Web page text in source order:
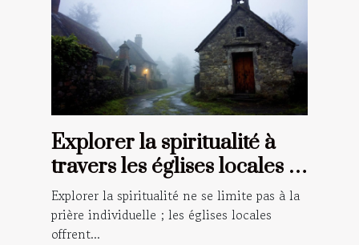
Explorer la spiritualité à
travers les églises locales :
un guide pour les croyants
Explorer la spiritualité ne se limite pas à la
prière individuelle ; les églises locales
offrent...